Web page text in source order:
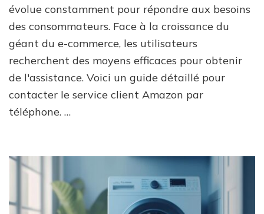
évolue constamment pour répondre aux besoins
des consommateurs. Face à la croissance du
géant du e-commerce, les utilisateurs
recherchent des moyens efficaces pour obtenir
de l'assistance. Voici un guide détaillé pour
contacter le service client Amazon par
téléphone. …